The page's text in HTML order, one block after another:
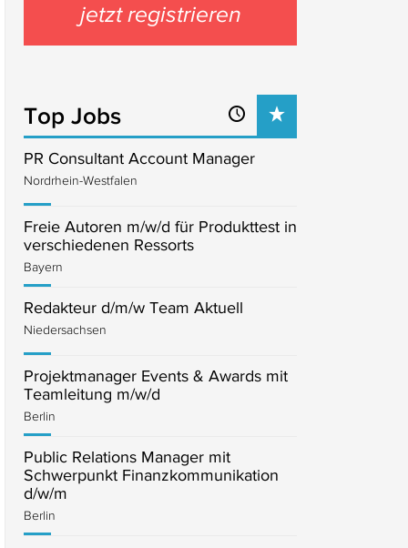
jetzt registrieren
Top Jobs
PR Consultant Account Manager
Nordrhein-Westfalen
Freie Autoren m/w/d für Produkttest in
verschiedenen Ressorts
Bayern
Redakteur d/m/w Team Aktuell
Niedersachsen
Projektmanager Events & Awards mit
Teamleitung m/w/d
Berlin
Public Relations Manager mit
Schwerpunkt Finanzkommunikation
d/w/m
Berlin